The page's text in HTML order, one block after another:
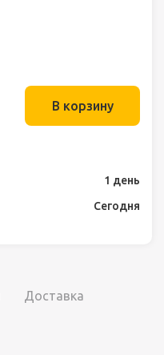
В корзину
1 день
Сегодня
Доставка